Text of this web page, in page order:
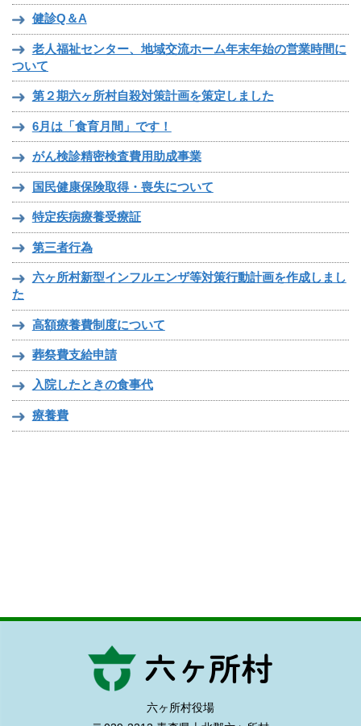
健診Q＆A
老人福祉センター、地域交流ホーム年末年始の営業時間に
ついて
第２期六ヶ所村自殺対策計画を策定しました
6月は「食育月間」です！
がん検診精密検査費用助成事業
国民健康保険取得・喪失について
特定疾病療養受療証
第三者行為
六ヶ所村新型インフルエンザ等対策行動計画を作成しまし
た
高額療養費制度について
葬祭費支給申請
入院したときの食事代
療養費
六ヶ所村役場